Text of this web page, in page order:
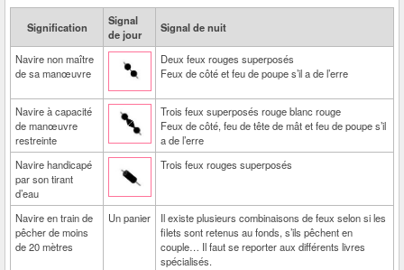
Signification
Signal
de jour
Signal de nuit
Navire non maître
de sa manœuvre
Deux feux rouges superposés
Feux de côté et feu de poupe s’il a de l’erre
Navire à capacité
de manœuvre
restreinte
Trois feux superposés rouge blanc rouge
Feux de côté, feu de tête de mât et feu de poupe s’il
a de l’erre
Navire handicapé
par son tirant
d’eau
Trois feux rouges superposés
Navire en train de
pêcher de moins
de 20 mètres
Un panier
Il existe plusieurs combinaisons de feux selon si les
filets sont retenus au fonds, s’ils pêchent en
couple… Il faut se reporter aux différents livres
spécialisés.